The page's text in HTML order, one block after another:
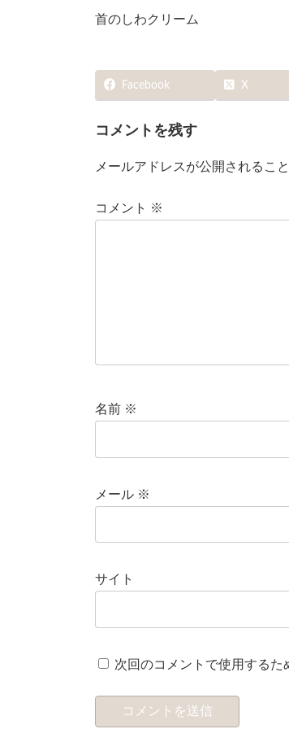
首のしわクリーム
Facebook X
コメントを残す
メールアドレスが公開されるこ
コメント ※
名前 ※
メール ※
サイト
次回のコメントで使用するた